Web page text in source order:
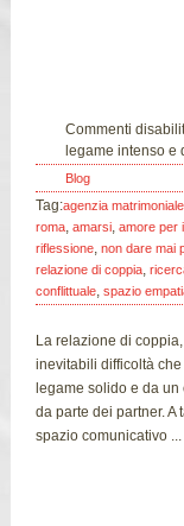
Commenti
legame intenso e
Blog
Tag:agenzia matrimoniale
roma ,amarsi ,amore per
riflessione ,non dare mai
relazione di coppia ,
conflittuale ,spazio
La relazione di
inevitabili difficoltà
legame solido e da
da parte dei partner.
spazio comunicativo ...